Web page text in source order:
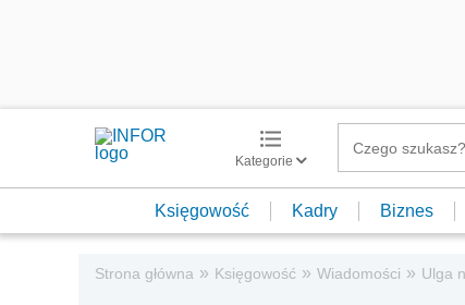
Kategorie
Księgowość Kadry Biznes
Strona główna » Księgowość » Wiadomości » Ulga